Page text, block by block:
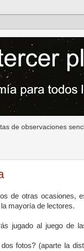
de observaciones
de otras ocasiones,
mayoría de lectores.
jugado al juego de
fotos? (aparte la